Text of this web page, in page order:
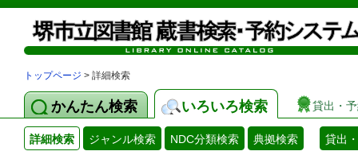
トップページ > 詳細検索
かんたん検索 いろいろ検索 貸出・
詳細検索 ジャンル検索 NDC分類検索 典拠検索 貸出